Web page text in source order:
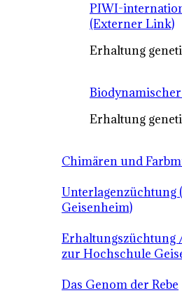
PIWI-
(Externer Link)
Erhaltung
Erhaltung
Chimären und
Unterlagenzüchtung
Geisenheim)
Erhaltungszüchtung
zur Hochschule
Das Genom der Rebe